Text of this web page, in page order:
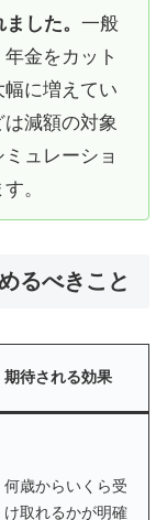
した。 一般
金をカット
に増えてい
減額の対象
ュレーショ
。
るべきこと
期待される効果
何歳からいくら受
け取れるかが明確